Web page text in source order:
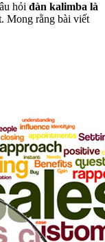
hỏi đàn kalimba là
Mong rằng bài viết